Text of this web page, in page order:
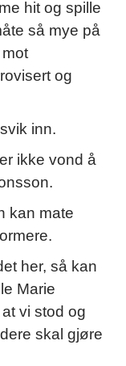
hit og spille
så mye på
og
inn.
ikke vond å
kan mate
her, så kan
Marie
vi stod og
skal gjøre